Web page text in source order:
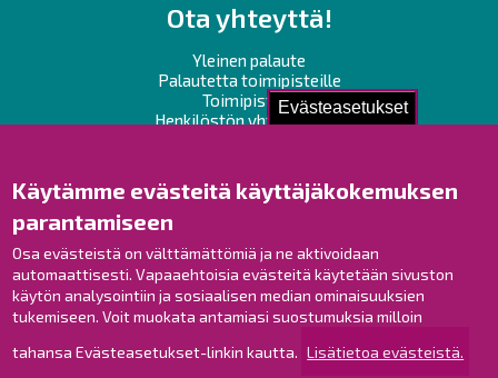
Evästeasetukset
Käytämme evästeitä käyttäjäkokemuksen
parantamiseen
Osa evästeistä on välttämättömiä ja ne aktivoidaan
automaattisesti. Vapaaehtoisia evästeitä käytetään sivuston
käytön analysointiin ja sosiaalisen median ominaisuuksien
tukemiseen. Voit muokata antamiasi suostumuksia milloin
tahansa Evästeasetukset-linkin kautta. Lisätietoa evästeistä.
Ota yhteyttä!
Yleinen palaute
Palautetta toimipisteille
Toimipisteet
Henkilöstön yhteystiedot
Raahe Facebookissa
Raahe Instagramissa
Raahe LinkedInissä
Raahe YouTubessa